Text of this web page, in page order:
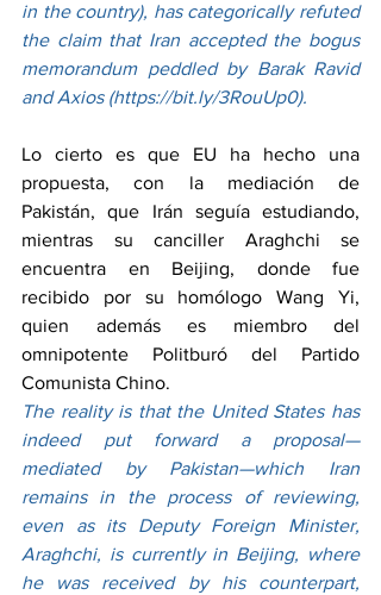
in the country), has categorically refuted
the claim that Iran accepted the bogus
memorandum peddled by Barak Ravid
and Axios (https://bit.ly/3RouUp0).
Lo cierto es que EU ha hecho una
propuesta, con la mediación de
Pakistán, que Irán seguía estudiando,
mientras su canciller Araghchi se
encuentra en Beijing, donde fue
recibido por su homólogo Wang Yi,
quien además es miembro del
omnipotente Politburó del Partido
Comunista Chino.
The reality is that the United States has
indeed put forward a proposal—
mediated by Pakistan—which Iran
remains in the process of reviewing,
even as its Deputy Foreign Minister,
Araghchi, is currently in Beijing, where
he was received by his counterpart,